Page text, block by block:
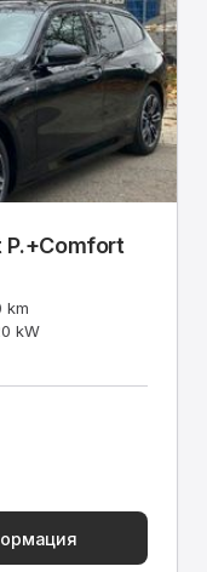
P.+Comfort
km
kW